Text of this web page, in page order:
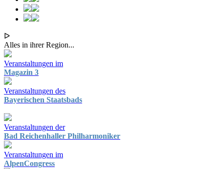
ᐅ
Alles in ihrer Region...
Veranstaltungen im
Magazin 3
Veranstaltungen des
Bayerischen Staatsbads
Veranstaltungen der
Bad Reichenhaller Philharmoniker
Veranstaltungen im
AlpenCongress